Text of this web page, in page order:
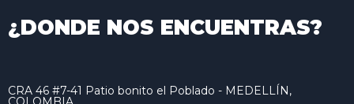
¿DONDE NOS ENCUENTRAS?
CRA 46 #7-41 Patio bonito el Poblado - MEDELLÍN,